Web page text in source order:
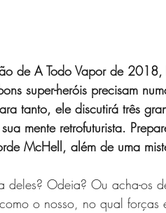
de A Todo Vapor de 2018,
super-heróis precisam
tanto, ele discutirá três
mente retrofuturista.
McHell, além de uma
deles? Odeia? Ou acha-os
o nosso, no qual forças